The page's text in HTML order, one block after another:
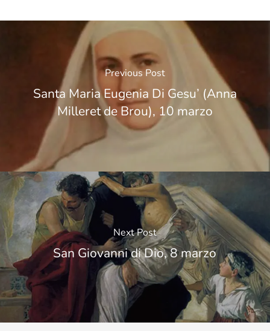
Previous Post
Santa Maria Eugenia Di Gesu’ (Anna
Milleret de Brou), 10 marzo
Next Post
San Giovanni di Dio, 8 marzo